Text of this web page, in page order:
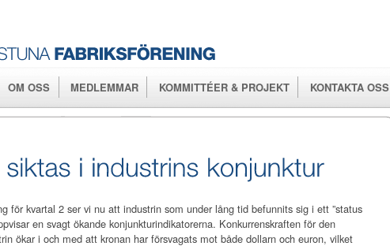
OM OSS MEDLEMMAR KOMMITTÉER & PROJEKT KONTAKTA OSS
för kvartal 2 ser vi nu att industrin som under lång tid befunnits sig i ett ”status
en svagt ökande konjunkturindikatorerna. Konkurrenskraften för den
ökar i och med att kronan har försvagats mot både dollarn och euron, vilket